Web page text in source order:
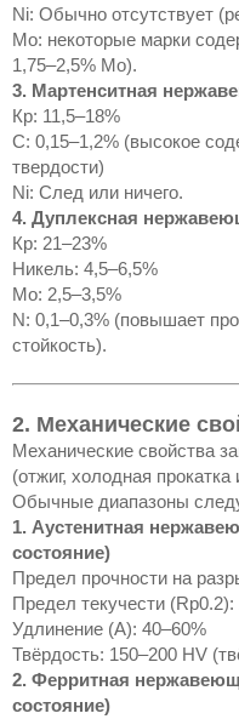
Ni: Обычно отсутствует
Mo: некоторые марки
1,75–2,5% Mo).
3. Мартенситная
Кр: 11,5–18%
C: 0,15–1,2% (высокое
твердости)
Ni: След или ничего.
4. Дуплексная
Кр: 21–23%
Никель: 4,5–6,5%
Мо: 2,5–3,5%
N: 0,1–0,3% (повышает
стойкость).
2. Механические
Механические свойства
(отжиг, холодная
Обычные диапазоны
1. Аустенитная
состояние)
Предел прочности на
Предел текучести
Удлинение (А): 40–60%
Твёрдость: 150–200 HV
2. Ферритная
состояние)